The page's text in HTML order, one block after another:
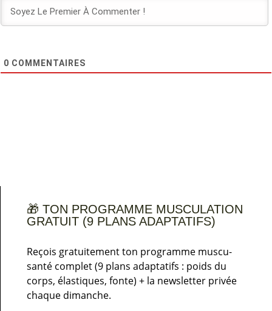
0 COMMENTAIRES
🎁 TON PROGRAMME MUSCULATION
GRATUIT (9 PLANS ADAPTATIFS)
Reçois gratuitement ton programme muscu-
santé complet (9 plans adaptatifs : poids du
corps, élastiques, fonte) + la newsletter privée
chaque dimanche.